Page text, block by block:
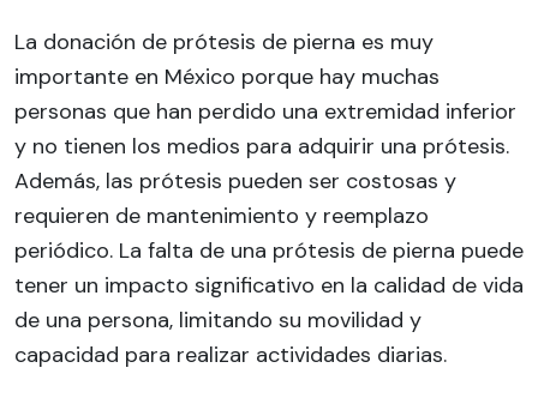
La donación de prótesis de pierna es muy
importante en México porque hay muchas
personas que han perdido una extremidad inferior
y no tienen los medios para adquirir una prótesis.
Además, las prótesis pueden ser costosas y
requieren de mantenimiento y reemplazo
periódico. La falta de una prótesis de pierna puede
tener un impacto significativo en la calidad de vida
de una persona, limitando su movilidad y
capacidad para realizar actividades diarias.